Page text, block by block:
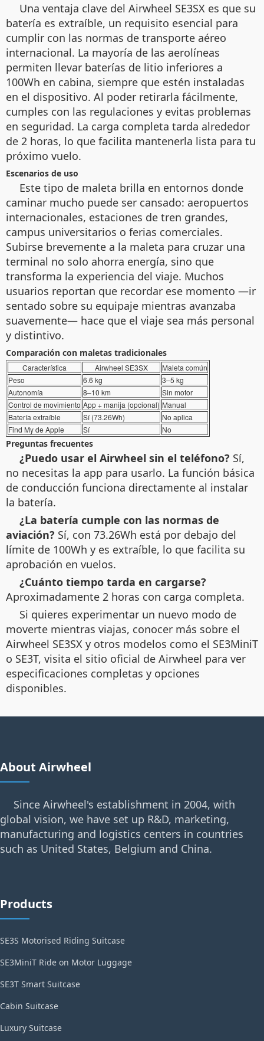
Una ventaja clave del Airwheel SE3SX es que su
batería es extraíble, un requisito esencial para
cumplir con las normas de transporte aéreo
internacional. La mayoría de las aerolíneas
permiten llevar baterías de litio inferiores a
100Wh en cabina, siempre que estén instaladas
en el dispositivo. Al poder retirarla fácilmente,
cumples con las regulaciones y evitas problemas
en seguridad. La carga completa tarda alrededor
de 2 horas, lo que facilita mantenerla lista para tu
próximo vuelo.
Escenarios de uso
Este tipo de maleta brilla en entornos donde
caminar mucho puede ser cansado: aeropuertos
internacionales, estaciones de tren grandes,
campus universitarios o ferias comerciales.
Subirse brevemente a la maleta para cruzar una
terminal no solo ahorra energía, sino que
transforma la experiencia del viaje. Muchos
usuarios reportan que recordar ese momento —ir
sentado sobre su equipaje mientras avanzaba
suavemente— hace que el viaje sea más personal
y distintivo.
Comparación con maletas tradicionales
Característica Airwheel SE3SX
Maleta común
Peso
6.6 kg
3–5 kg
Autonomía
8–10 km
Sin motor
Control de movimiento App + manija (opcional) Manual
Batería extraíble
Sí (73.26Wh)
No aplica
Find My de Apple
Sí No
Preguntas frecuentes
¿Puedo usar el Airwheel sin el teléfono? Sí,
no necesitas la app para usarlo. La función básica
de conducción funciona directamente al instalar
la batería.
¿La batería cumple con las normas de
aviación? Sí, con 73.26Wh está por debajo del
límite de 100Wh y es extraíble, lo que facilita su
aprobación en vuelos.
¿Cuánto tiempo tarda en cargarse?
Aproximadamente 2 horas con carga completa.
Si quieres experimentar un nuevo modo de
moverte mientras viajas, conocer más sobre el
Airwheel SE3SX y otros modelos como el SE3MiniT
o SE3T, visita el sitio oficial de Airwheel para ver
especificaciones completas y opciones
disponibles.
About Airwheel
Since Airwheel's establishment in 2004, with
global vision, we have set up R&D, marketing,
manufacturing and logistics centers in countries
such as United States, Belgium and China.
Products
SE3S Motorised Riding Suitcase
SE3MiniT Ride on Motor Luggage
SE3T Smart Suitcase
Cabin Suitcase
Luxury Suitcase